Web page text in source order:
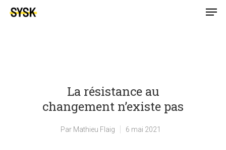
La résistance au
changement n’existe pas
Par Mathieu Flaig 6 mai 2021